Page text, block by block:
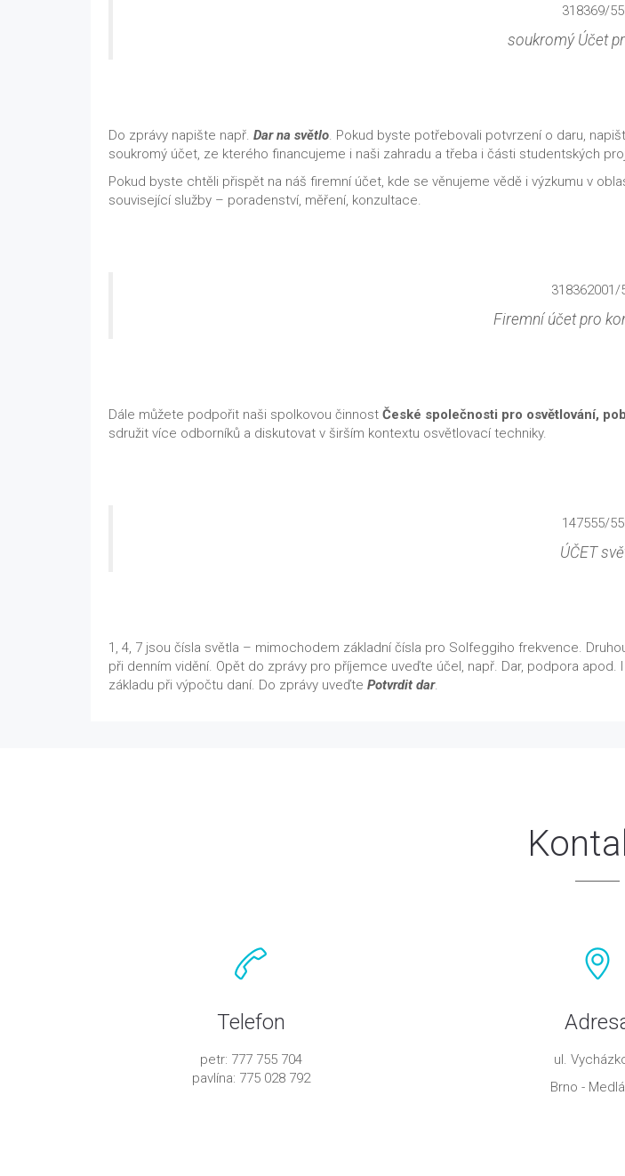
318369/
soukromý Účet
Do zprávy napište např. Dar na světlo. Pokud byste potřebovali potvrzení o daru,
soukromý účet, ze kterého financujeme i naši zahradu a třeba i části studentských
Pokud byste chtěli přispět na náš firemní účet, kde se věnujeme vědě i výzkumu v
související služby – poradenství, měření, konzultace.
318362001/
Firemní účet pro
Dále můžete podpořit naši spolkovou činnost České společnosti pro osvětlování,
sdružit více odborníků a diskutovat v širším kontextu osvětlovací techniky.
147555/
ÚČET
1, 4, 7 jsou čísla světla – mimochodem základní čísla pro Solfeggiho frekvence.
při denním vidění. Opět do zprávy pro příjemce uveďte účel, např. Dar, podpora
základu při výpočtu daní. Do zprávy uveďte Potvrdit dar.
Telefon
petr: 777 755 704
pavlína: 775 028 792
ul.
Brno -